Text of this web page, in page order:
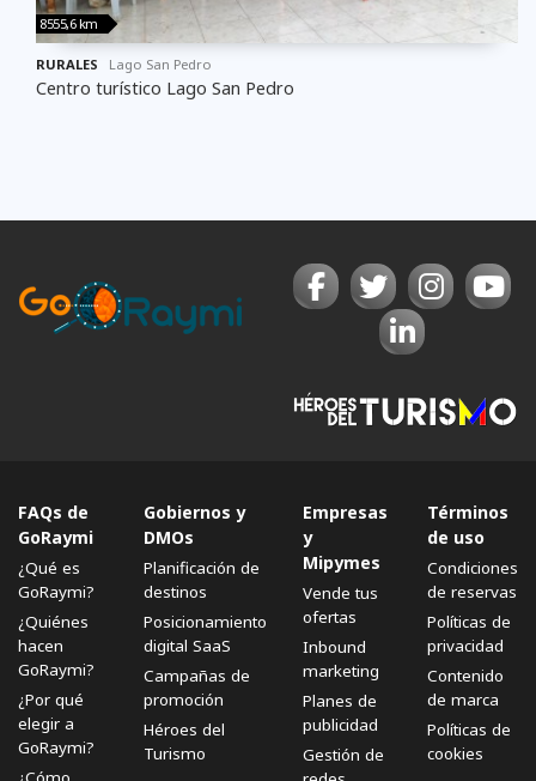
8555,6 km
RURALES Lago San Pedro
Centro turístico Lago San Pedro
FAQs de
GoRaymi
¿Qué es
GoRaymi?
¿Quiénes
hacen
GoRaymi?
¿Por qué
elegir a
GoRaymi?
Gobiernos y
DMOs
Planificación de
destinos
Posicionamiento
digital SaaS
Campañas de
promoción
Héroes del
Turismo
Empresas
y
Mipymes
Vende tus
ofertas
Inbound
marketing
Planes de
publicidad
Gestión de
Términos
de uso
Condiciones
de reservas
Políticas de
privacidad
Contenido
de marca
Políticas de
cookies